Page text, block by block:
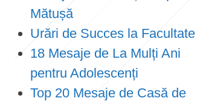
Mătușă
Urări de Succes la Facultate
18 Mesaje de La Mulți Ani
pentru Adolescenți
Top 20 Mesaje de Casă de